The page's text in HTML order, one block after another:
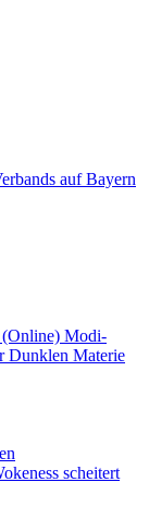
auf Bayern
(Online) Modi­
Dunklen Materie
scheitert